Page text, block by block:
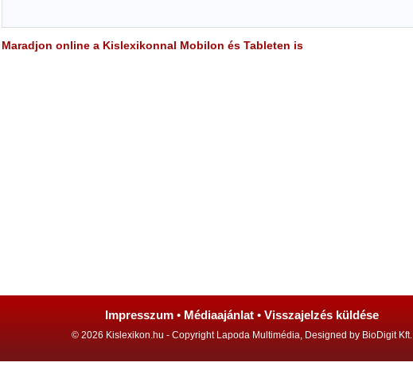
Maradjon online a Kislexikonnal Mobilon és Tableten is
Impresszum • Médiaajánlat • Visszajelzés küldése
© 2026 Kislexikon.hu - Copyright Lapoda Multimédia, Designed by BioDigit Kft.